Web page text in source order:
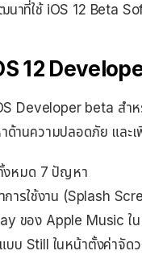
าที่ใช้ iOS 12 Beta
12
Developer beta สำ
านความปลอดภัย และเ
งหมด 7 ปัญหา
การใช้งาน (Splash
ของ Apple Music ใ
บ Still ในหน้าตั้งค่าจัด